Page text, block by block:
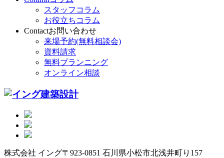
スタッフコラム
お役立ちコラム
Contactお問い合わせ
来場予約(無料相談会)
資料請求
無料プランニング
オンライン相談
株式会社 イング〒923-0851 石川県小松市北浅井町り157